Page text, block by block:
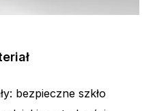
bezpieczne szkło